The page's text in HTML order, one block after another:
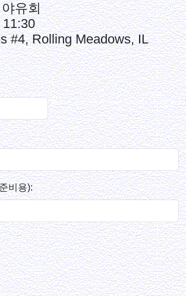
유회
#4, Rolling Meadows, IL
비용):